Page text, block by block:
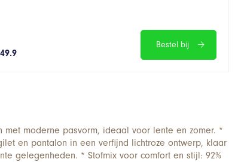
Bestel bij
met moderne pasvorm, ideaal voor lente en zomer. *
en pantalon in een verfijnd lichtroze ontwerp, klaar
gelegenheden. * Stofmix voor comfort en stijl: 92%